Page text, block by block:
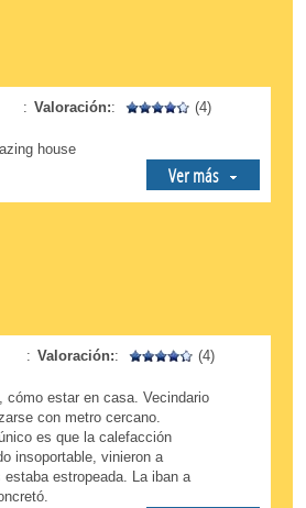
: Valoración:: (4)
house
Ver más
: Valoración:: (4)
cómo estar en casa. Vecindario
con metro cercano.
es que la calefacción
insoportable, vinieron a
estropeada. La iban a